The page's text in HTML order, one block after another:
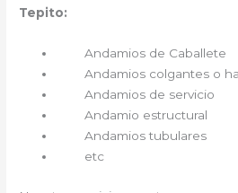
Tepito:
Andamios de Caballete
Andamios colgantes o
Andamios de servicio
Andamio estructural
Andamios tubulares
etc